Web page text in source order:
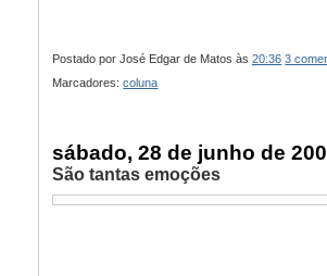
Postado porJosé Edgar de Matos às20:36 3
Marcadores:coluna
sábado, 28 de junho de
São tantas emoções